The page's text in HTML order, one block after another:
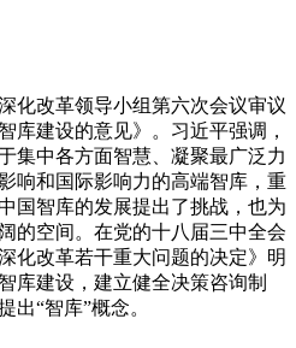
化改革领导小组第六次会议审议
库建设的意见》。习近平强调，
集中各方面智慧、凝聚最广泛力
响和国际影响力的高端智库，重
国智库的发展提出了挑战，也为
的空间。在党的十八届三中全会
化改革若干重大问题的决定》明
库建设，建立健全决策咨询制
出“智库”概念。